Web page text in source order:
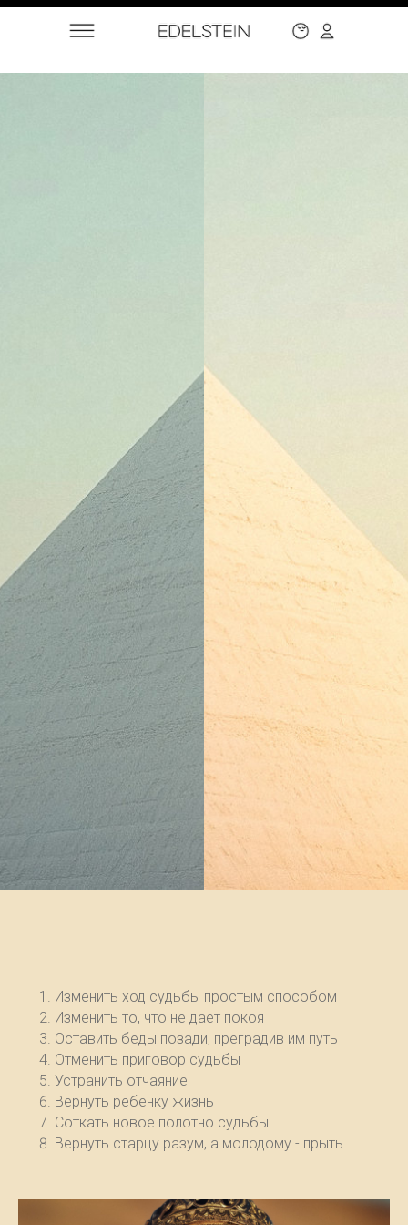
Изменить ход судьбы простым способом
Изменить то, что не дает покоя
Оставить беды позади, преградив им путь
Отменить приговор судьбы
Устранить отчаяние
Вернуть ребенку жизнь
Соткать новое полотно судьбы
Вернуть старцу разум, а молодому - прыть